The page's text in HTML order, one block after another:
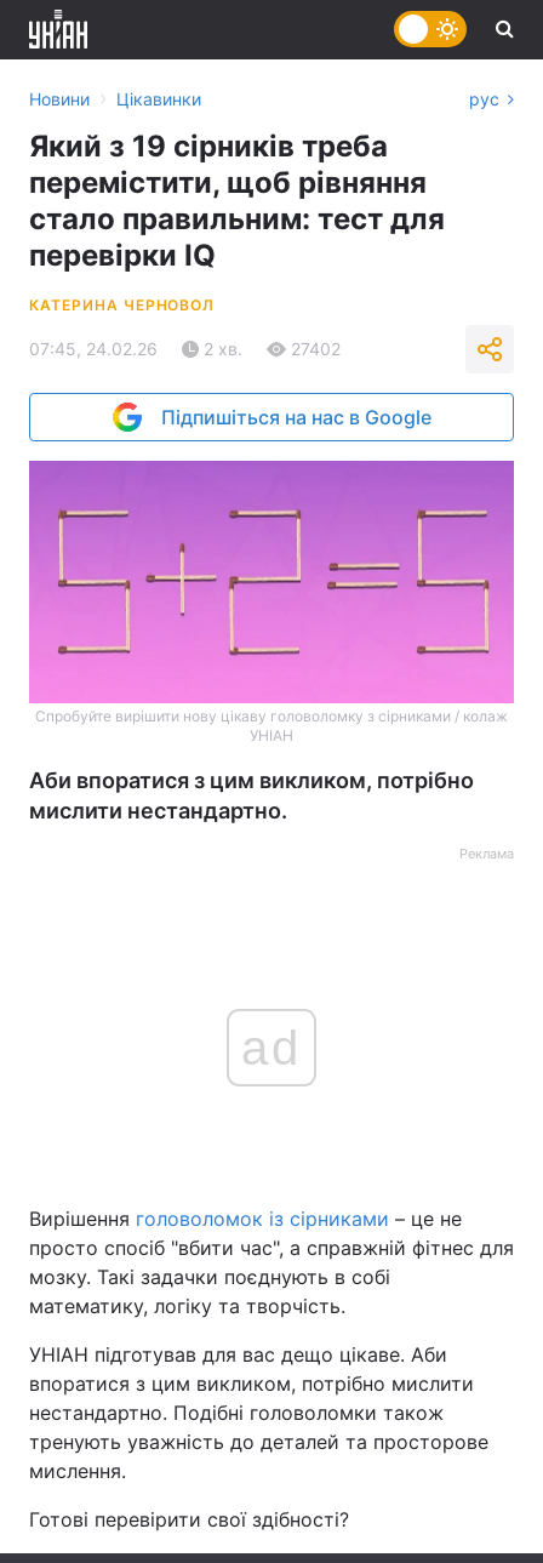
Україна Політика
Світ
Спорт Наука
Зброя Інциденти
Здоров'я Туризм
Новини › Цікавинки рус
Який з 19 сірників треба
перемістити, щоб рівняння
стало правильним: тест для
перевірки IQ
КАТЕРИНА ЧЕРНОВОЛ
07:45, 24.02.26 2 хв. 27402
Підпишіться на нас в Google
Спробуйте вирішити нову цікаву головоломку з сірниками / колаж
УНІАН
Аби впоратися з цим викликом, потрібно
мислити нестандартно.
Реклама
ad
Вирішення головоломок із сірниками – це не
просто спосіб "вбити час", а справжній фітнес для
мозку. Такі задачки поєднують в собі
математику, логіку та творчість.
УНІАН підготував для вас дещо цікаве. Аби
впоратися з цим викликом, потрібно мислити
нестандартно. Подібні головоломки також
тренують уважність до деталей та просторове
мислення.
Готові перевірити свої здібності?